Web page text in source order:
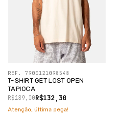
T-SHIRT GET LOST OPEN
TAPIOCA
R$132,30
R$189,00
REF. 7900121098548
Atenção, última peça!